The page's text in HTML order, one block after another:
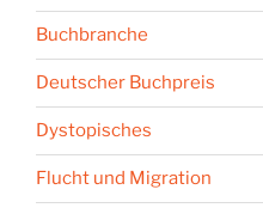
Buchbranche
Deutscher Buchpreis
Dystopisches
Flucht und Migration